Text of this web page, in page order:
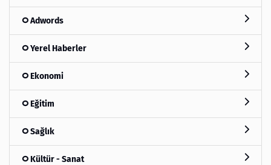
Adwords
Yerel Haberler
Ekonomi
Eğitim
Sağlık
Kültür - Sanat